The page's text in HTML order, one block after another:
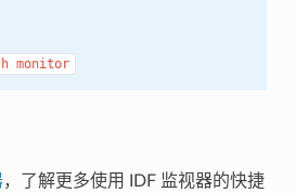
monitor
，了解更多使用 IDF 监视器的快捷